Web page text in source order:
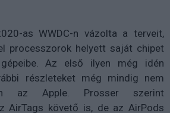
as WWDC-n vázolta a terveit,
processzorok helyett saját chipet
Az első ilyen még idén
részleteket még mindig nem
az Apple. Prosser szerint
AirTags követő is, de az AirPods